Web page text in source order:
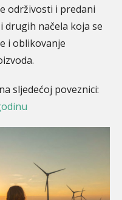
održivosti i predani
drugih načela koja se
i oblikovanje
sljedećoj poveznici: